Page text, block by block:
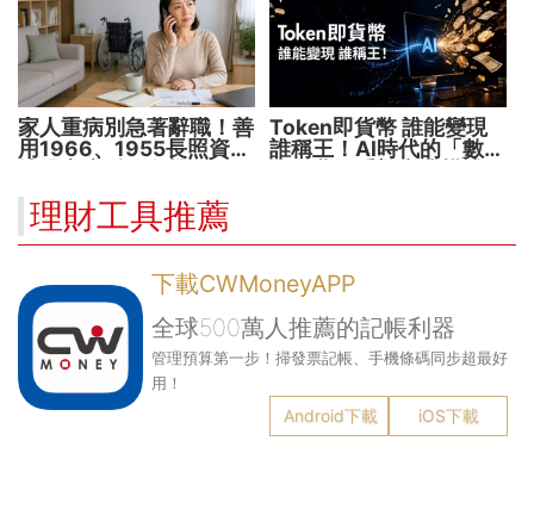
家人重病別急著辭職！善
用1966、1955長照資源
Token即貨幣 誰能變現
誰稱王！AI時代的「數位
理財工具推薦
下載CWMoneyAPP
全球500萬人推薦的記帳利器
管理預算第一步！掃發票記帳、手機條碼同步超最好
用！
Android下載 iOS下載